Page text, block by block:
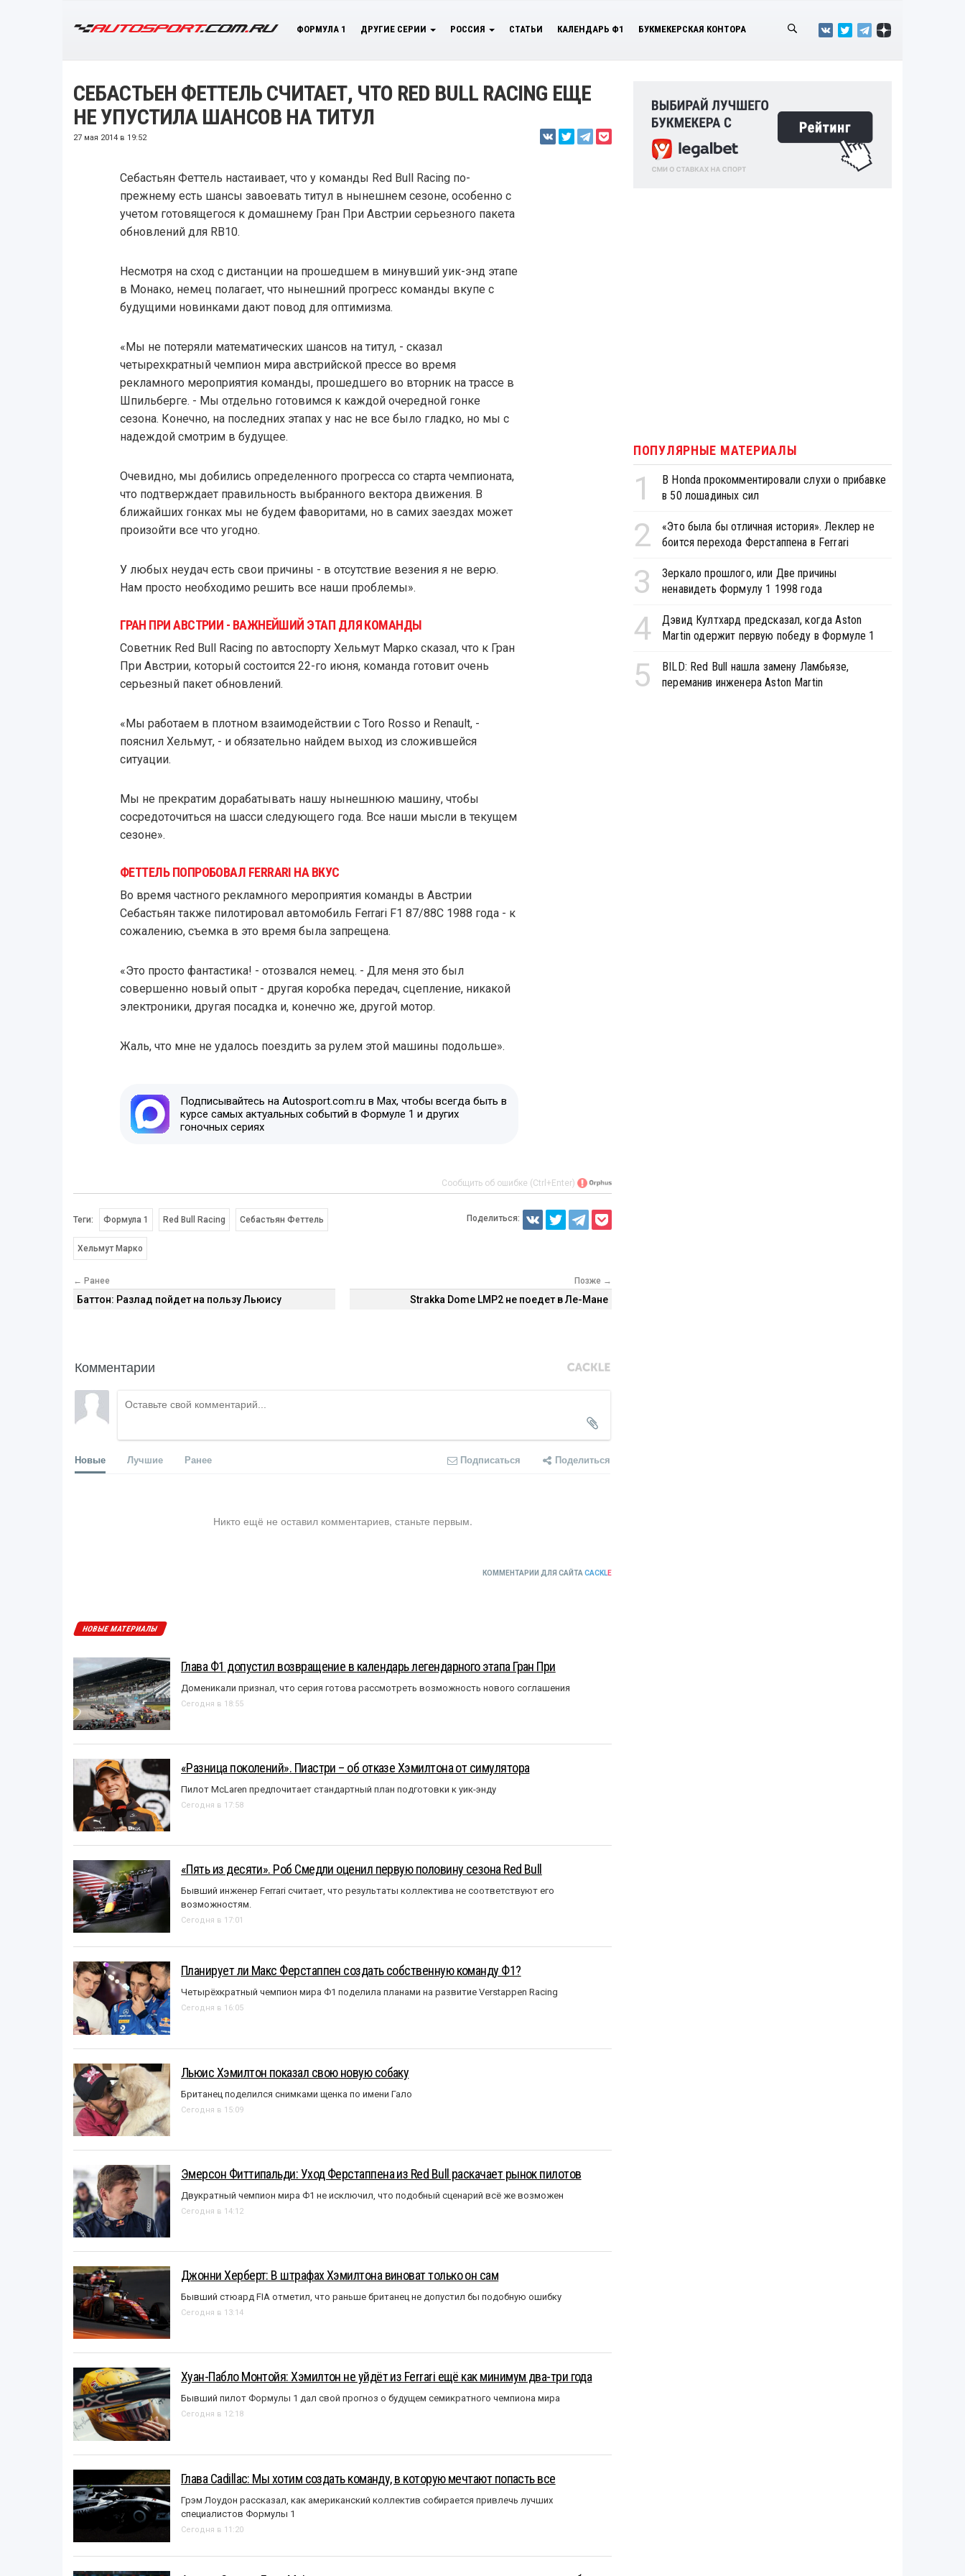
ФОРМУЛА 1 ДРУГИЕ СЕРИИ РОССИЯ СТАТЬИ КАЛЕНДАРЬ Ф1 БУКМЕКЕРСКАЯ КОНТОРА
СЕБАСТЬЕН ФЕТТЕЛЬ СЧИТАЕТ, ЧТО RED BULL RACING ЕЩЕ
НЕ УПУСТИЛА ШАНСОВ НА ТИТУЛ
27 мая 2014 в 19:52
Себастьян Феттель настаивает, что у команды Red Bull Racing по-
прежнему есть шансы завоевать титул в нынешнем сезоне, особенно с
учетом готовящегося к домашнему Гран При Австрии серьезного пакета
обновлений для RB10.
Несмотря на сход с дистанции на прошедшем в минувший уик-энд этапе
в Монако, немец полагает, что нынешний прогресс команды вкупе с
будущими новинками дают повод для оптимизма.
«Мы не потеряли математических шансов на титул, - сказал
четырехкратный чемпион мира австрийской прессе во время
рекламного мероприятия команды, прошедшего во вторник на трассе в
Шпильберге. - Мы отдельно готовимся к каждой очередной гонке
сезона. Конечно, на последних этапах у нас не все было гладко, но мы с
надеждой смотрим в будущее.
Очевидно, мы добились определенного прогресса со старта чемпионата,
что подтверждает правильность выбранного вектора движения. В
ближайших гонках мы не будем фаворитами, но в самих заездах может
произойти все что угодно.
У любых неудач есть свои причины - в отсутствие везения я не верю.
Нам просто необходимо решить все наши проблемы».
ГРАН ПРИ АВСТРИИ - ВАЖНЕЙШИЙ ЭТАП ДЛЯ КОМАНДЫ
Советник Red Bull Racing по автоспорту Хельмут Марко сказал, что к Гран
При Австрии, который состоится 22-го июня, команда готовит очень
серьезный пакет обновлений.
«Мы работаем в плотном взаимодействии с Toro Rosso и Renault, -
пояснил Хельмут, - и обязательно найдем выход из сложившейся
ситуации.
Мы не прекратим дорабатывать нашу нынешнюю машину, чтобы
сосредоточиться на шасси следующего года. Все наши мысли в текущем
сезоне».
ФЕТТЕЛЬ ПОПРОБОВАЛ FERRARI НА ВКУС
Во время частного рекламного мероприятия команды в Австрии
Себастьян также пилотировал автомобиль Ferrari F1 87/88C 1988 года - к
сожалению, съемка в это время была запрещена.
«Это просто фантастика! - отозвался немец. - Для меня это был
совершенно новый опыт - другая коробка передач, сцепление, никакой
электроники, другая посадка и, конечно же, другой мотор.
Жаль, что мне не удалось поездить за рулем этой машины подольше».
Подписывайтесь на Autosport.com.ru в Max, чтобы всегда быть в
курсе самых актуальных событий в Формуле 1 и других
гоночных сериях
Сообщить об ошибке (Ctrl+Enter)
Теги: Формула 1 Red Bull Racing Себастьян Феттель
Хельмут Марко
Поделиться:
← Ранее
Баттон: Разлад пойдет на пользу Льюису
Позже →
Strakka Dome LMP2 не поедет в Ле-Мане
Комментарии
Новые Лучшие Ранее Подписаться Поделиться
Никто ещё не оставил комментариев, станьте первым.
КОММЕНТАРИИ ДЛЯ САЙТА CACKLE
НОВЫЕ МАТЕРИАЛЫ
Глава Ф1 допустил возвращение в календарь легендарного этапа Гран При
Доменикали признал, что серия готова рассмотреть возможность нового соглашения
Сегодня в 18:55
«Разница поколений». Пиастри – об отказе Хэмилтона от симулятора
Пилот McLaren предпочитает стандартный план подготовки к уик-энду
Сегодня в 17:58
«Пять из десяти». Роб Смедли оценил первую половину сезона Red Bull
Бывший инженер Ferrari считает, что результаты коллектива не соответствуют его
возможностям.
Сегодня в 17:01
Планирует ли Макс Ферстаппен создать собственную команду Ф1?
Четырёхкратный чемпион мира Ф1 поделила планами на развитие Verstappen Racing
Сегодня в 16:05
Льюис Хэмилтон показал свою новую собаку
Британец поделился снимками щенка по имени Гало
Сегодня в 15:09
Эмерсон Фиттипальди: Уход Ферстаппена из Red Bull раскачает рынок пилотов
Двукратный чемпион мира Ф1 не исключил, что подобный сценарий всё же возможен
Сегодня в 14:12
Джонни Херберт: В штрафах Хэмилтона виноват только он сам
Бывший стюард FIA отметил, что раньше британец не допустил бы подобную ошибку
Сегодня в 13:14
Хуан-Пабло Монтойя: Хэмилтон не уйдёт из Ferrari ещё как минимум два-три года
Бывший пилот Формулы 1 дал свой прогноз о будущем семикратного чемпиона мира
Сегодня в 12:18
Глава Cadillac: Мы хотим создать команду, в которую мечтают попасть все
Грэм Лоудон рассказал, как американский коллектив собирается привлечь лучших
специалистов Формулы 1
Сегодня в 11:20
ПОПУЛЯРНЫЕ МАТЕРИАЛЫ
1
В Honda прокомментировали слухи о прибавке
в 50 лошадиных сил
2
«Это была бы отличная история». Леклер не
боится перехода Ферстаппена в Ferrari
3
Зеркало прошлого, или Две причины
ненавидеть Формулу 1 1998 года
4
Дэвид Култхард предсказал, когда Aston
Martin одержит первую победу в Формуле 1
5
BILD: Red Bull нашла замену Ламбьязе,
переманив инженера Aston Martin